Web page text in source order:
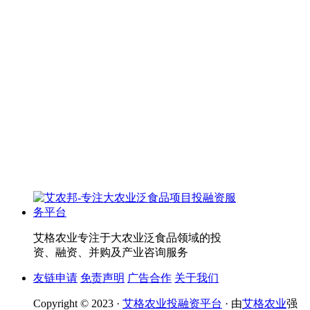
艾格农业专注于大农业泛食品领域的投
资、融资、并购及产业咨询服务
友链申请 免责声明 广告合作 关于我们
Copyright © 2023 · 艾格农业投融资平台 · 由艾格农业强